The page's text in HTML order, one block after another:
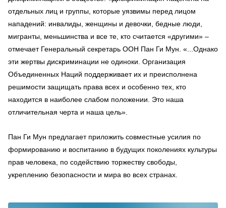
отдельных лиц и группы, которые уязвимы перед лицом
нападений: инвалиды, женщины и девочки, бедные люди,
мигранты, меньшинства и все те, кто считается «другими» –
отмечает Генеральный секретарь ООН Пан Ги Мун. «...Однако
эти жертвы дискриминации не одиноки. Организация
Объединенных Наций поддерживает их и преисполнена
решимости защищать права всех и особенно тех, кто
находится в наиболее слабом положении. Это наша
отличительная черта и наша цель».
Пан Ги Мун предлагает приложить совместные усилия по
формированию и воспитанию в будущих поколениях культуры
прав человека, по содействию торжеству свободы,
укреплению безопасности и мира во всех странах.